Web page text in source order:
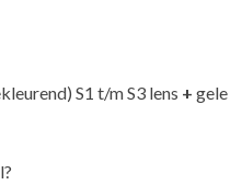
S1 t/m S3 lens + gele